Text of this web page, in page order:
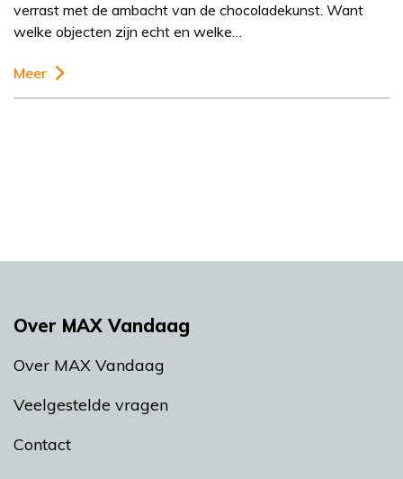
verrast met de ambacht van de chocoladekunst. Want
welke objecten zijn echt en welke…
Meer
Over MAX Vandaag
Over MAX Vandaag
Veelgestelde vragen
Contact